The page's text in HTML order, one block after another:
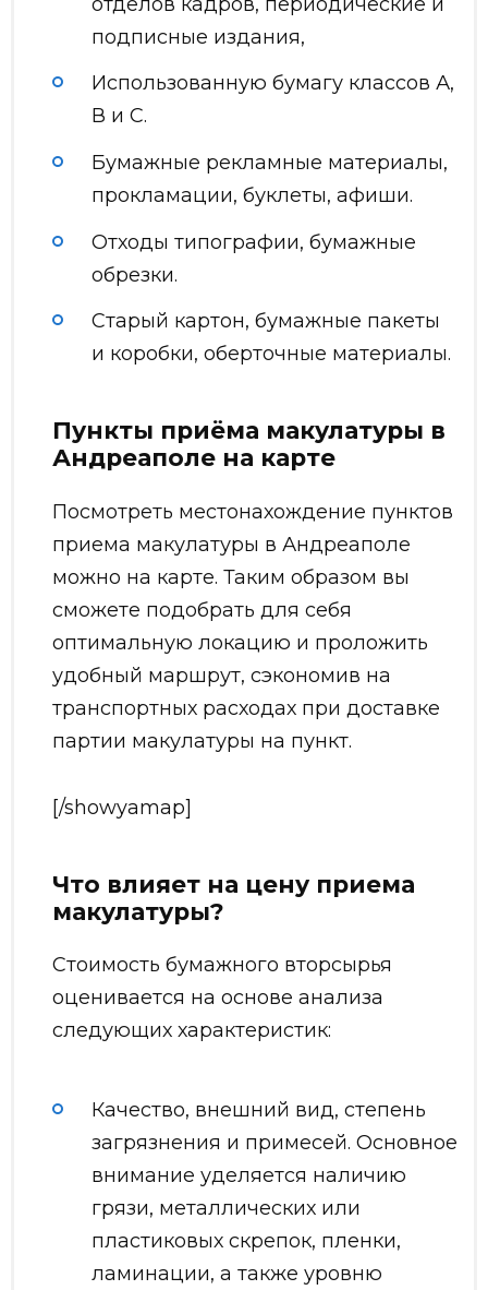
подписные издания,
Использованную бумагу классов А,
В и С.
Бумажные рекламные материалы,
прокламации, буклеты, афиши.
Отходы типографии, бумажные
обрезки.
Старый картон, бумажные пакеты
и коробки, оберточные материалы.
Пункты приёма макулатуры в
Андреаполе на карте
Посмотреть местонахождение пунктов
приема макулатуры в Андреаполе
можно на карте. Таким образом вы
сможете подобрать для себя
оптимальную локацию и проложить
удобный маршрут, сэкономив на
транспортных расходах при доставке
партии макулатуры на пункт.
[/showyamap]
Что влияет на цену приема
макулатуры?
Стоимость бумажного вторсырья
оценивается на основе анализа
следующих характеристик:
Качество, внешний вид, степень
загрязнения и примесей. Основное
внимание уделяется наличию
грязи, металлических или
пластиковых скрепок, пленки,
ламинации, а также уровню